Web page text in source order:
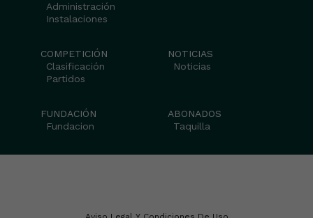
Administración
Instalaciones
COMPETICIÓN
Clasificación
Partidos
NOTICIAS
Noticias
FUNDACIÓN
Fundacion
ABONADOS
Taquilla